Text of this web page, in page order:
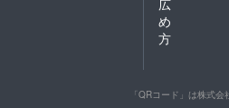
め
方
「QRコード」は株式